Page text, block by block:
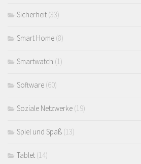
Sicherheit (33)
Smart Home (8)
Smartwatch (1)
Software (60)
Soziale Netzwerke (19)
Spiel und Spaß (13)
Tablet (14)